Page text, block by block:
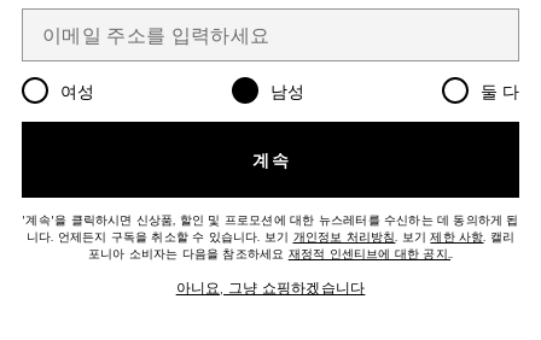
PACE 맨투맨셔츠
Previous price:
여성 남성 둘 다
계속
'계속'을 클릭하시면 신상품, 할인 및 프로모션에 대한 뉴스레터를 수신하는 데 동의하게 됩
니다. 언제든지 구독을 취소할 수 있습니다. 보기 개인정보 처리방침. 보기제한 사항. 캘리
포니아 소비자는 다음을 참조하세요 재정적 인센티브에 대한 공지..
아니요, 그냥 쇼핑하겠습니다